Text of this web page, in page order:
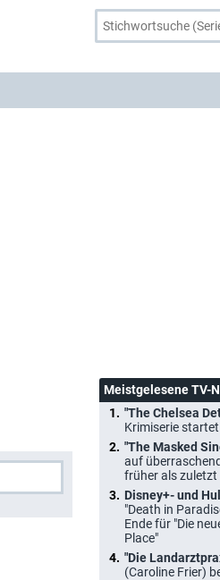
Meistgelesene TV-
"The Chelsea
Krimiserie
"The Masked
auf
früher als zuletzt
Disney+- und
"Death in
Ende für "Die
Place"
"Die
(Caroline Frier)